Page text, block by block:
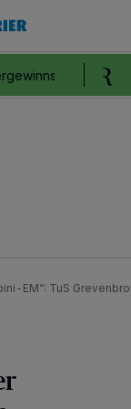
EM“​: TuS